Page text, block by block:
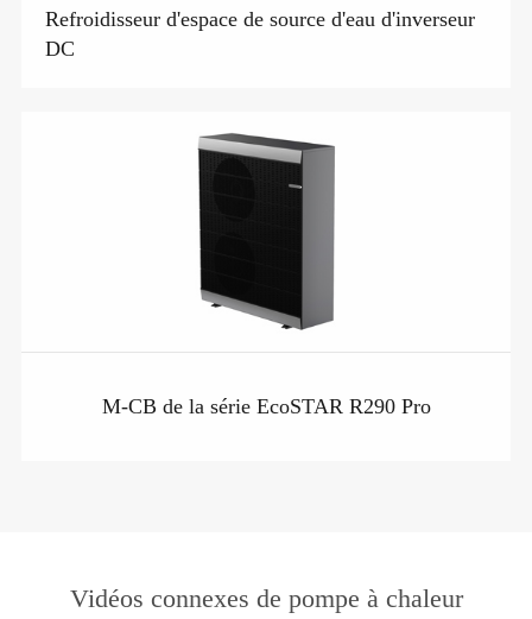
Refroidisseur d'espace de source d'eau d'inverseur
DC
M-CB de la série EcoSTAR R290 Pro
Vidéos connexes de pompe à chaleur